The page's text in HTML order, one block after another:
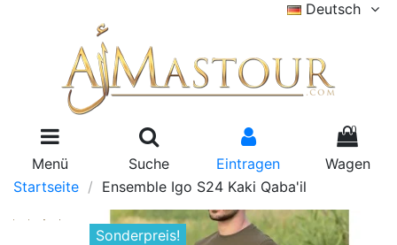
Deutsch
Menü Suche Eintragen
0
Wagen
Startseite
Ensemble Igo S24 Kaki Qaba'il
Sonderpreis!